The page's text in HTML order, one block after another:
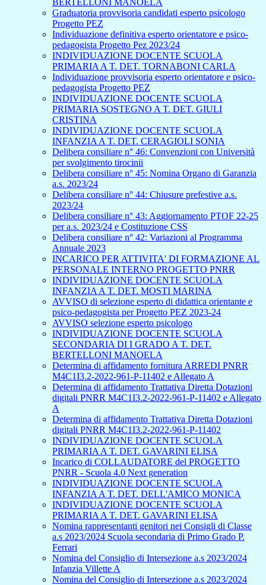
BERTELLONI MANOELA
Graduatoria provvisoria candidati esperto psicologo
Progetto PEZ
Individuazione definitiva esperto orientatore e psico-
pedagogista Progetto Pez 2023/24
INDIVIDUAZIONE DOCENTE SCUOLA
PRIMARIA A T. DET. TORNABONI CARLA
Individuazione provvisoria esperto orientatore e psico-
pedagogista Progetto PEZ
INDIVIDUAZIONE DOCENTE SCUOLA
PRIMARIA SOSTEGNO A T. DET. GIULI
CRISTINA
INDIVIDUAZIONE DOCENTE SCUOLA
INFANZIA A T. DET. CERAGIOLI SONIA
Delibera consiliare n° 46: Convenzioni con Università
per svolgimento tirocinii
Delibera consiliare n° 45: Nomina Organo di Garanzia
a.s. 2023/24
Delibera consiliare n° 44: Chiusure prefestive a.s.
2023/24
Delibera consiliare n° 43: Aggiornamento PTOF 22-25
per a.s. 2023/24 e Costituzione CSS
Delibera consiliare n° 42: Variazioni al Programma
Annuale 2023
INCARICO PER ATTIVITA' DI FORMAZIONE AL
PERSONALE INTERNO PROGETTO PNRR
INDIVIDUAZIONE DOCENTE SCUOLA
INFANZIA A T. DET. MOSTI MARINA
AVVISO di selezione esperto di didattica orientante e
psico-pedagogista per Progetto PEZ 2023-24
AVVISO selezione esperto psicologo
INDIVIDUAZIONE DOCENTE SCUOLA
SECONDARIA DI I GRADO A T. DET.
BERTELLONI MANOELA
Determina di affidamento fornitura ARREDI PNRR
M4C1I3.2-2022-961-P-11402 e Allegato A
Determina di affidamento Trattativa Diretta Dotazioni
digitali PNRR M4C1I3.2-2022-961-P-11402 e Allegato
A
Determina di affidamento Trattativa Diretta Dotazioni
digitali PNRR M4C1I3.2-2022-961-P-11402
INDIVIDUAZIONE DOCENTE SCUOLA
PRIMARIA A T. DET. GAVARINI ELISA
Incarico di COLLAUDATORE del PROGETTO
PNRR - Scuola 4.0 Next generation
INDIVIDUAZIONE DOCENTE SCUOLA
INFANZIA A T. DET. DELL'AMICO MONICA
INDIVIDUAZIONE DOCENTE SCUOLA
PRIMARIA A T. DET. GAVARINI ELISA
Nomina rappresentanti genitori nei Consigli di Classe
a.s 2023/2024 Scuola secondaria di Primo Grado P.
Ferrari
Nomina del Consiglio di Intersezione a.s 2023/2024
Infanzia Villette A
Nomina del Consiglio di Intersezione a.s 2023/2024